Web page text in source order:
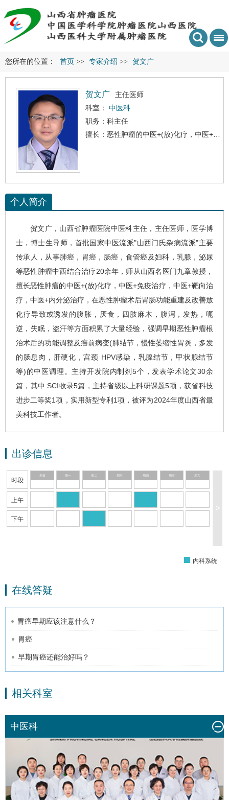
您所在的位置： 首页 >> 专家介绍 >> 贺文广
贺文广
主任医师
科室： 中医科
职务：科主任
个人简介
贺文广 ，山西省肿瘤医院中医科主任，主任医师，医学博
士，博士生导师，首批国家中医流派"山西门氏杂病流派"主要
传承人，从事肺癌 ， 胃癌 ，肠癌， 食管癌及妇科，乳腺，泌尿
等恶性肿瘤中西结合治疗20余年，师从山西名医门九章教授，
擅长恶性肿瘤的中医+(放)化疗，中医+免疫治疗，中医+靶向治
疗，中医+内分泌治疗，在恶性肿瘤术后胃肠功能重建及改善放
化疗导致或诱发的腹胀，厌食，四肢麻木，腹泻，发热，呃
逆，失眠，盗汗等方面积累了大量经验，强调早期恶性肿瘤根
治术后的功能调整及癌前病变(肺结节，慢性萎缩性胃炎，多发
的肠息肉，肝硬化，宫颈 HPV感染，乳腺结节，甲状腺结节
等)的中医调理。主持开发院内制剂5个，发表学术论文30余
篇，其中 SCI收录5篇，主持省级以上科研课题5项，获省科技
进步二等奖1项，实用新型专利1项，被评为2024年度山西省最
美科技工作者。
出诊信息
时段
上午
下午
周日 周一 周三 周四 周五 周六
>
内科系统
在线答疑
胃癌早期应该注意什么？
胃癌
早期胃癌还能治好吗？
相关科室
中医科